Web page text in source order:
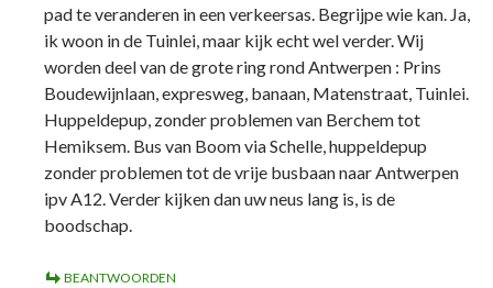
pad te veranderen in een verkeersas. Begrijpe wie kan. Ja,
ik woon in de Tuinlei, maar kijk echt wel verder. Wij
worden deel van de grote ring rond Antwerpen : Prins
Boudewijnlaan, expresweg, banaan, Matenstraat, Tuinlei.
Huppeldepup, zonder problemen van Berchem tot
Hemiksem. Bus van Boom via Schelle, huppeldepup
zonder problemen tot de vrije busbaan naar Antwerpen
ipv A12. Verder kijken dan uw neus lang is, is de
boodschap.
BEANTWOORDEN